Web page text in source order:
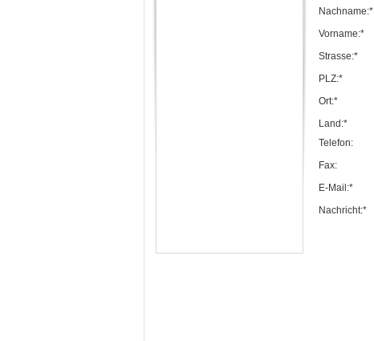
Nachname:*
Vorname:*
Strasse:*
PLZ:*
Ort:*
Land:*
Telefon:
Fax:
E-Mail:*
Nachricht:*